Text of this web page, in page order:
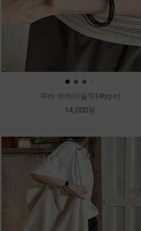
● ● ●
쿠바 브레이슬릿(4type)
14,000원